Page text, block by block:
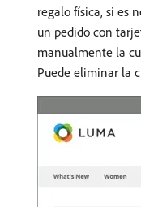
regalo física, si es
un pedido con
manualmente la
Puede eliminar la